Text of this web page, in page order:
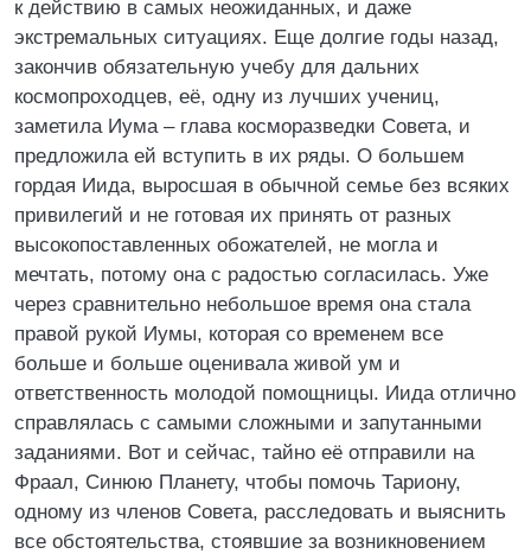
к действию в самых неожиданных, и даже
экстремальных ситуациях. Еще долгие годы назад,
закончив обязательную учебу для дальних
космопроходцев, её, одну из лучших учениц,
заметила Иума – глава косморазведки Совета, и
предложила ей вступить в их ряды. О большем
гордая Иида, выросшая в обычной семье без всяких
привилегий и не готовая их принять от разных
высокопоставленных обожателей, не могла и
мечтать, потому она с радостью согласилась. Уже
через сравнительно небольшое время она стала
правой рукой Иумы, которая со временем все
больше и больше оценивала живой ум и
ответственность молодой помощницы. Иида отлично
справлялась с самыми сложными и запутанными
заданиями. Вот и сейчас, тайно её отправили на
Фраал, Синюю Планету, чтобы помочь Тариону,
одному из членов Совета, расследовать и выяснить
все обстоятельства, стоявшие за возникновением